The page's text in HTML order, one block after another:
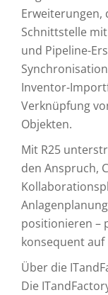
Erweiterungen,
Schnittstelle
und Pipeline-
Inventor-
Verknüpfung
Objekten.
Mit R25
den Anspruch,
positionieren –
konsequent
Über die
Die